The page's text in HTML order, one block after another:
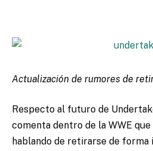
Actualización de rumores de
Respecto al futuro de
comenta dentro de la WWE
hablando de retirarse de forma